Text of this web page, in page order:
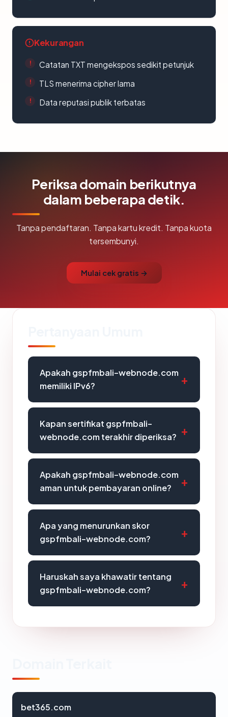
Kekurangan
Catatan TXT mengekspos sedikit petunjuk
TLS menerima cipher lama
Data reputasi publik terbatas
Periksa domain berikutnya
dalam beberapa detik.
Tanpa pendaftaran. Tanpa kartu kredit. Tanpa kuota
tersembunyi.
Mulai cek gratis →
Apakah gspfmbali-webnode.com
memiliki IPv6?
Kapan sertifikat gspfmbali-
webnode.com terakhir diperiksa?
Apakah gspfmbali-webnode.com
aman untuk pembayaran online?
Apa yang menurunkan skor
gspfmbali-webnode.com?
Haruskah saya khawatir tentang
gspfmbali-webnode.com?
bet365.com